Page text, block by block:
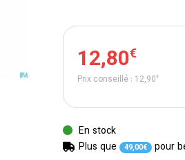
12,80€
Prix conseillé : 12,90€
En stock
Plus que
49,00€ pour